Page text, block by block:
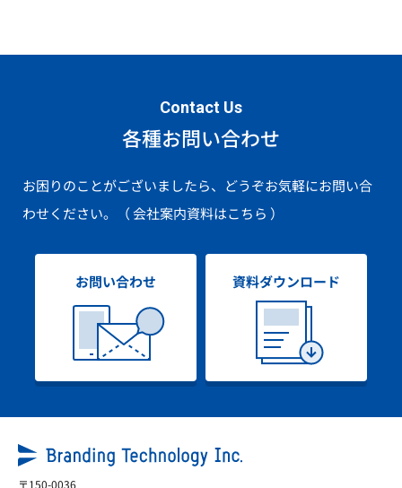
Contact Us
各種お問い合わせ
お困りのことがございましたら、どうぞお気軽にお問い合
わせください。
（ 会社案内資料はこちら ）
お問い合わせ 資料ダウンロード
〒150-0036